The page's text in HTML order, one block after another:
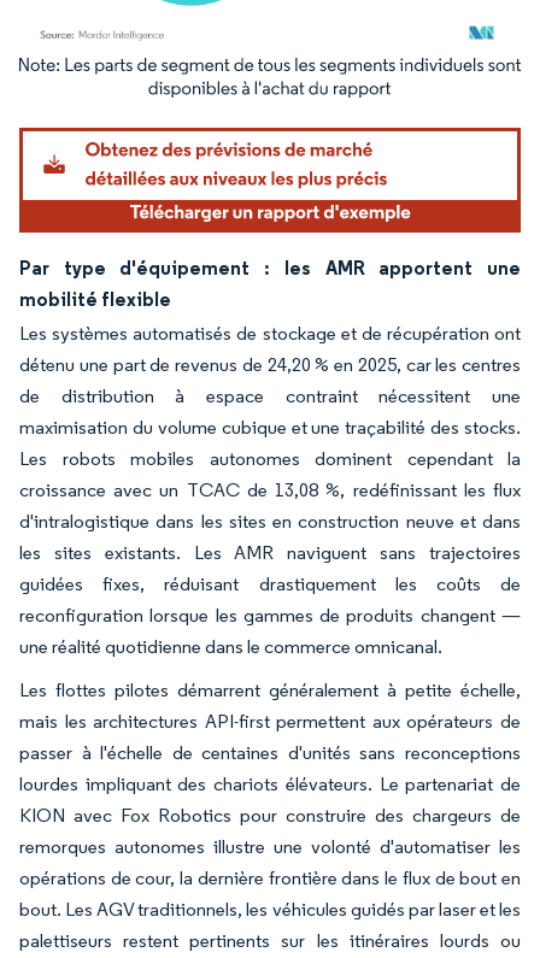
Image © Mordor Intelligence. La réutilisation nécessite une attribution sous CC BY
Par type d'équipement : les AMR apportent une
mobilité flexible
Les systèmes automatisés de stockage et de récupération ont
détenu une part de revenus de 24,20 % en 2025, car les centres
de distribution à espace contraint nécessitent une
maximisation du volume cubique et une traçabilité des stocks.
Les robots mobiles autonomes dominent cependant la
croissance avec un TCAC de 13,08 %, redéfinissant les flux
d'intralogistique dans les sites en construction neuve et dans
les sites existants. Les AMR naviguent sans trajectoires
guidées fixes, réduisant drastiquement les coûts de
reconfiguration lorsque les gammes de produits changent —
une réalité quotidienne dans le commerce omnicanal.
Les flottes pilotes démarrent généralement à petite échelle,
mais les architectures API-first permettent aux opérateurs de
passer à l'échelle de centaines d'unités sans reconceptions
lourdes impliquant des chariots élévateurs. Le partenariat de
KION avec Fox Robotics pour construire des chargeurs de
remorques autonomes illustre une volonté d'automatiser les
opérations de cour, la dernière frontière dans le flux de bout en
bout. Les AGV traditionnels, les véhicules guidés par laser et les
palettiseurs restent pertinents sur les itinéraires lourds ou